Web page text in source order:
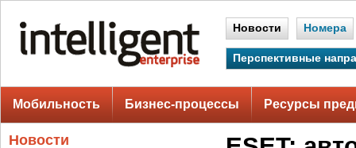
Новости Номера
Перспективные
Мобильность Бизнес-процессы Ресурсы
Новости